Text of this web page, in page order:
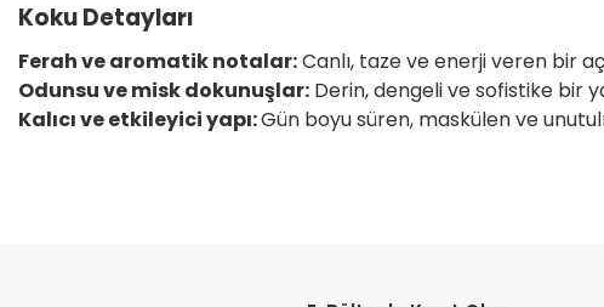
Koku Detayları
Ferah ve aromatik notalar:Canlı, taze ve enerji veren bir
Odunsu ve misk dokunuşlar: Derin, dengeli ve sofistike bir
Kalıcı ve etkileyici yapı:Gün boyu süren, maskülen ve